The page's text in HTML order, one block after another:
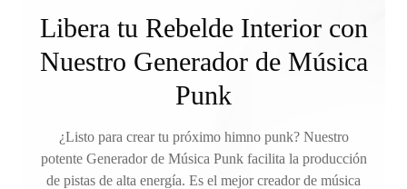
Libera tu Rebelde Interior con
Nuestro Generador de Música
Punk
¿Listo para crear tu próximo himno punk? Nuestro
potente Generador de Música Punk facilita la producción
de pistas de alta energía. Es el mejor creador de música